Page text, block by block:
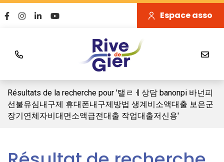
Lien vers le compte Facebook
Lien vers le compte Instagram
Lien vers le compte Linkedin
Lien vers la chaîne Youtube Espace asso
Résultats de la recherche pour '탤ㄹㅔ상담 banonpi 바넌피
선불유심내구제 휴대폰내구제방법 생계비소액대출 보은군
장기연체자비대면소액급전대출 작업대출저신용'